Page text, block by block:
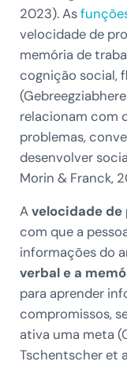
2023). As
velocidade de
memória de
cognição social,
relacionam com
problemas,
desenvolver
Morin & Franck,
Avelocidade
com que a
informações do
verbal e a
para aprender
compromissos,
ativa uma meta
Tschentscher et